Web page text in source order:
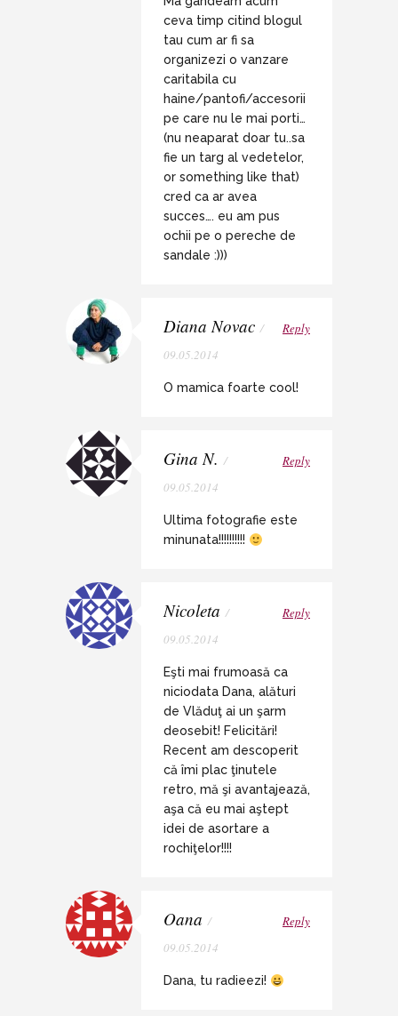
ceva timp citind blogul
tau cum ar fi sa
organizezi o vanzare
caritabila cu
haine/pantofi/accesorii
pe care nu le mai porti…
(nu neaparat doar tu..sa
fie un targ al vedetelor,
or something like that)
cred ca ar avea
succes…. eu am pus
ochii pe o pereche de
sandale :)))
Diana Novac /
09.05.2014
Reply
O mamica foarte cool!
Gina N. /
09.05.2014
Reply
Ultima fotografie este
minunata!!!!!!!!!!
Nicoleta /
09.05.2014
Reply
Eşti mai frumoasă ca
niciodata Dana, alături
de Vlăduţ ai un şarm
deosebit! Felicitări!
Recent am descoperit
că îmi plac ţinutele
retro, mă şi avantajează,
aşa că eu mai aştept
idei de asortare a
rochiţelor!!!!
Oana /
09.05.2014
Reply
Dana, tu radieezi!